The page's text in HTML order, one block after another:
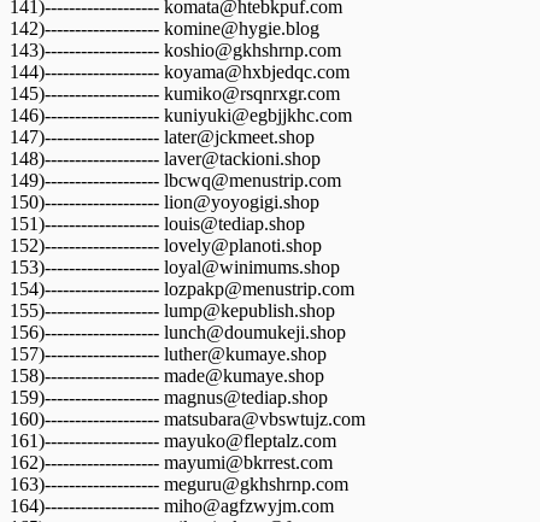
141)------------------- komata@htebkpuf.com
142)------------------- komine@hygie.blog
143)------------------- koshio@gkhshrnp.com
144)------------------- koyama@hxbjedqc.com
145)------------------- kumiko@rsqnrxgr.com
146)------------------- kuniyuki@egbjjkhc.com
147)------------------- later@jckmeet.shop
148)------------------- laver@tackioni.shop
149)------------------- lbcwq@menustrip.com
150)------------------- lion@yoyogigi.shop
151)------------------- louis@tediap.shop
152)------------------- lovely@planoti.shop
153)------------------- loyal@winimums.shop
154)------------------- lozpakp@menustrip.com
155)------------------- lump@kepublish.shop
156)------------------- lunch@doumukeji.shop
157)------------------- luther@kumaye.shop
158)------------------- made@kumaye.shop
159)------------------- magnus@tediap.shop
160)------------------- matsubara@vbswtujz.com
161)------------------- mayuko@fleptalz.com
162)------------------- mayumi@bkrrest.com
163)------------------- meguru@gkhshrnp.com
164)------------------- miho@agfzwyjm.com